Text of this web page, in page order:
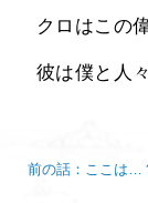
クロはこの
彼は僕と人
前の話：ここは…